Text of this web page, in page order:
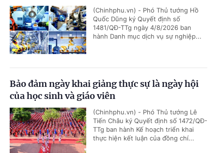
(Chinhphu.vn) - Phó Thủ tướng Hồ
Quốc Dũng ký Quyết định số
1481/QĐ-TTg ngày 4/8/2026 ban
hành Danh mục dịch vụ sự nghiệp...
Bảo đảm ngày khai giảng thực sự là ngày hội
của học sinh và giáo viên
(Chinhphu.vn) - Phó Thủ tướng Lê
Tiến Châu ký Quyết định số 1472/QĐ-
TTg ban hành Kế hoạch triển khai
thực hiện kết luận của đồng chí...